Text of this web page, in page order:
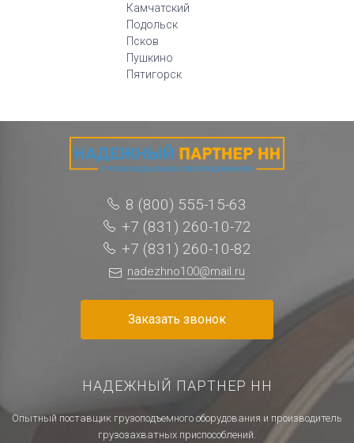
Камчатский
Подольск
Псков
Пушкино
Пятигорск
8 (800) 555-15-63
+7 (831) 260-10-72
+7 (831) 260-10-82
nadezhno100@mail.ru
Заказать звонок
НАДЕЖНЫЙ ПАРТНЕР НН
Опытный поставщик грузоподъемного оборудования и производитель
грузозахватных приспособлений.